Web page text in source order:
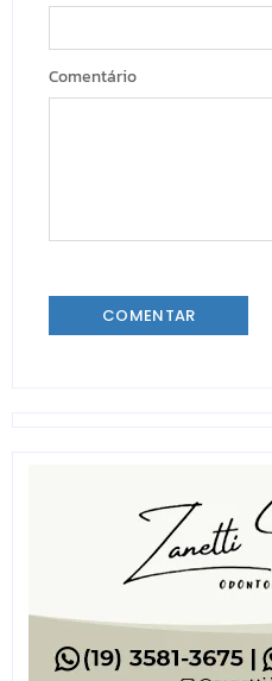
Comentário